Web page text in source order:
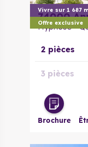
Vivre sur 1 687
Offre exclusive
74000
2 pièces
3 pièces
4 pièces
Brochure